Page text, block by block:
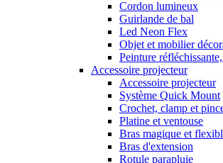
Cordon lumineux
Guirlande de bal
Led Neon Flex
Objet et mobilier
Peinture
Accessoire projecteur
Accessoire projecteur
Système Quick Mount
Crochet, clamp et
Platine et ventouse
Bras magique et
Bras d'extension
Rotule parapluie